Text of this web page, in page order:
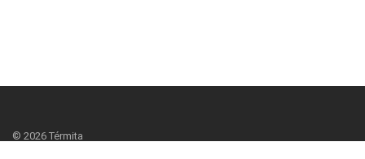
© 2026 Térmita